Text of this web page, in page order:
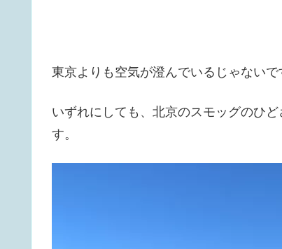
東京よりも空気が澄んでいるじゃない
いずれにしても、北京のスモッグのひ
す。